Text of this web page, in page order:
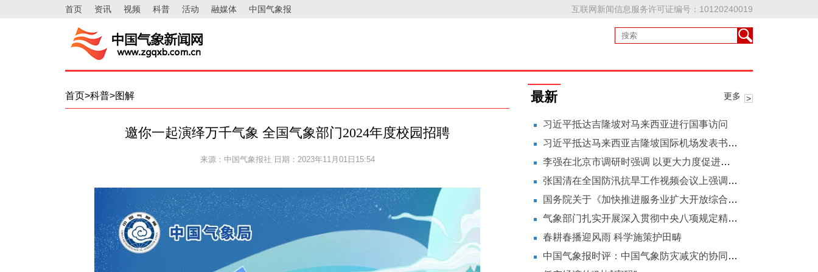
首页 资讯 视频 科普 活动 融媒体 中国气象报 互联网新闻信息服务许可证编号：10120240019
首页>科普>图解
邀你一起演绎万千气象 全国气象部门2024年度校园招聘
来源：中国气象报社 日期：2023年11月01日15:54
最新 更多
习近平抵达吉隆坡对马来西亚进行国事访问
习近平抵达马来西亚吉隆坡国际机场发表书面讲话
李强在北京市调研时强调 以更大力度促进消费扩大内需做强国内大循环
张国清在全国防汛抗旱工作视频会议上强调抓紧补齐防汛减灾短板弱项 全力防范洪涝干旱灾害风险
国务院关于《加快推进服务业扩大开放综合试点工作方案》的批复
气象部门扎实开展深入贯彻中央八项规定精神学习教育——精心谋划重实效 一体推进学查改
春耕春播迎风雨 科学施策护田畴
中国气象报时评：中国气象防灾减灾的协同答卷